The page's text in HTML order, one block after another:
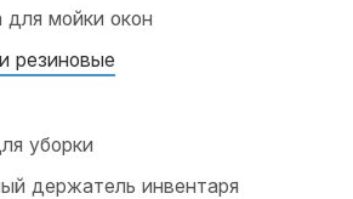
мойки окон
резиновые
уборки
держатель инвентаря